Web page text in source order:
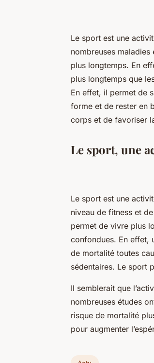
Le sport est une
nombreuses
plus longtemps. En
plus longtemps que
En effet, il permet de
forme et de rester en
corps et de favoriser
Le sport, une
Le sport est une
niveau de fitness et
permet de vivre plus
confondues. En effet,
de mortalité toutes
sédentaires. Le sport
Il semblerait que
nombreuses études
risque de mortalité
pour augmenter